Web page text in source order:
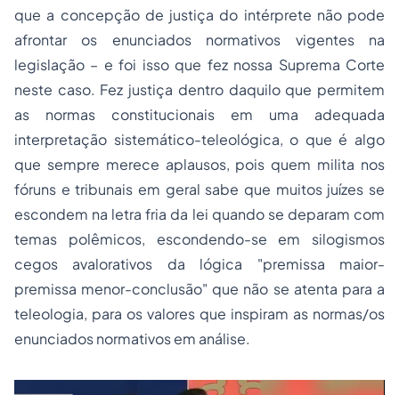
que a concepção de justiça do intérprete não pode
afrontar os enunciados normativos vigentes na
legislação – e foi isso que fez nossa Suprema Corte
neste caso. Fez justiça dentro daquilo que permitem
as normas constitucionais em uma adequada
interpretação sistemático-teleológica, o que é algo
que sempre merece aplausos, pois quem milita nos
fóruns e tribunais em geral sabe que muitos juízes se
escondem na letra fria da lei quando se deparam com
temas polêmicos, escondendo-se em silogismos
cegos avalorativos da lógica "premissa maior-
premissa menor-conclusão" que não se atenta para a
teleologia, para os valores que inspiram as normas/os
enunciados normativos em análise.